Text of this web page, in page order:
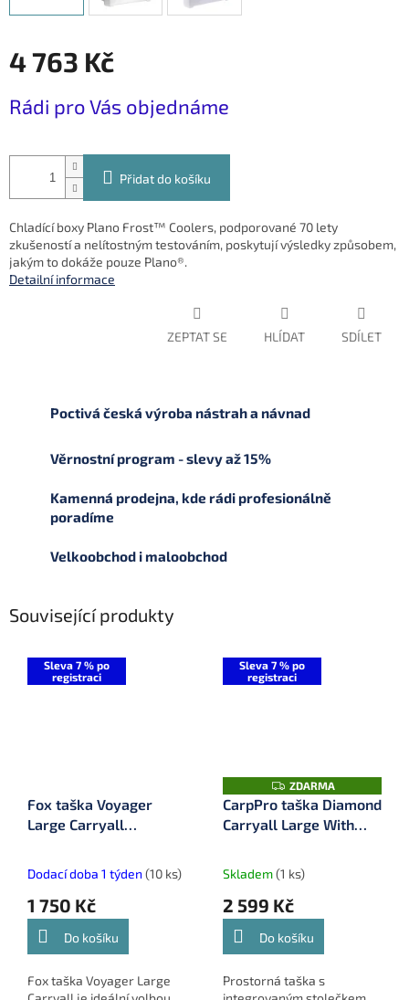
4 763 Kč
cena:
Rádi pro Vás objednáme
Přidat do košíku
Chladící boxy Plano Frost™ Coolers, podporované 70 lety
zkušeností a nelítostným testováním, poskytují výsledky způsobem,
jakým to dokáže pouze Plano®.
Detailní informace
ZEPTAT SE HLÍDAT SDÍLET
Poctivá česká výroba nástrah a návnad
Věrnostní program - slevy až 15%
Kamenná prodejna, kde rádi profesionálně
poradíme
Velkoobchod i maloobchod
Související produkty
Sleva 7 % po
registraci
Fox taška Voyager
Large Carryall
Dodací doba 1 týden (10 ks)
1 750 Kč
Do košíku
Fox taška Voyager Large
Sleva 7 % po
registraci
Z
D
A
R
ZDARMA
CarpPro taška Diamond
Carryall Large With
Skladem(1 ks)
2 599 Kč
Do košíku
Prostorná taška s